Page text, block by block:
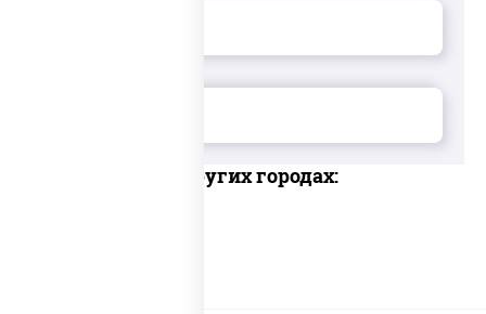
Доставка в других городах: